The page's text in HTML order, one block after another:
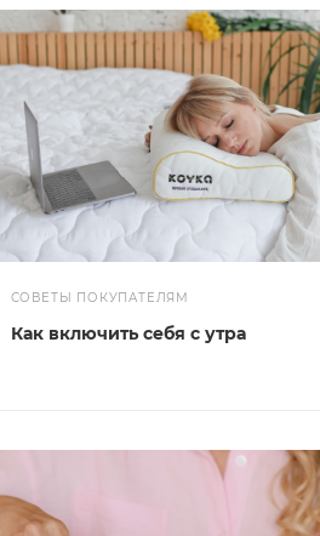
СОВЕТЫ ПОКУПАТЕЛЯМ
Как включить себя с утра